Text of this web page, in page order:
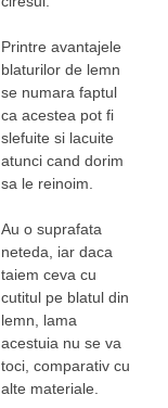
Printre avantajele
blaturilor de lemn
se numara faptul
ca acestea pot fi
slefuite si lacuite
atunci cand dorim
sa le reinoim.
Au o suprafata
neteda, iar daca
taiem ceva cu
cutitul pe blatul din
lemn, lama
acestuia nu se va
toci, comparativ cu
alte materiale.